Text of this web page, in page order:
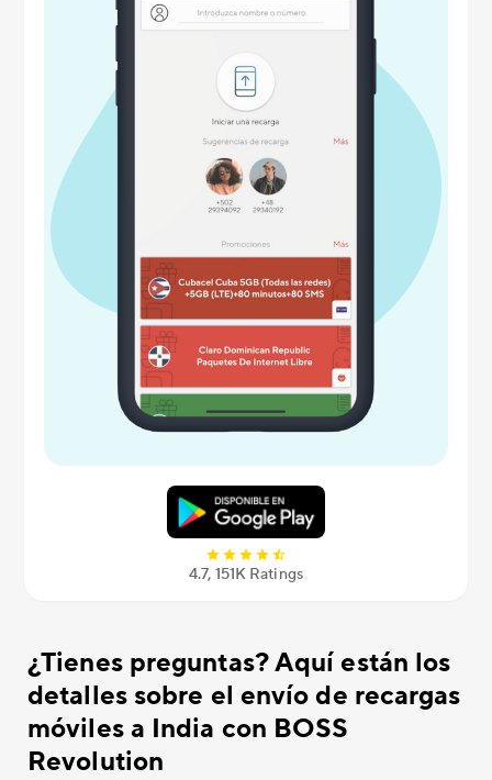
4.7, 151K Ratings
¿Tienes preguntas? Aquí están los
detalles sobre el envío de recargas
móviles a India con BOSS
Revolution